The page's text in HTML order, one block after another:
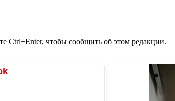
Ctrl+Enter, чтобы сообщить об этом редакции.